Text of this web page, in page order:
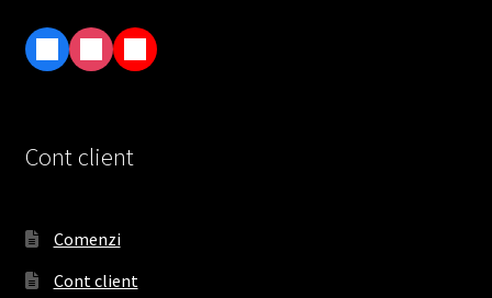
F
b
k
I
t
a
a
m
T
Cont client
Comenzi
Cont client